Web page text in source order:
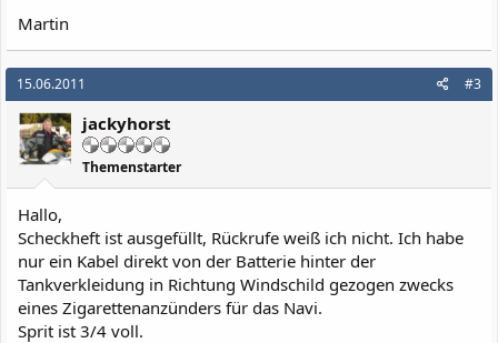
Martin
15.06.2011 #3
jackyhorst
Themenstarter
Hallo,
Scheckheft ist ausgefüllt, Rückrufe weiß ich nicht. Ich habe
nur ein Kabel direkt von der Batterie hinter der
Tankverkleidung in Richtung Windschild gezogen zwecks
eines Zigarettenanzünders für das Navi.
Sprit ist 3/4 voll.